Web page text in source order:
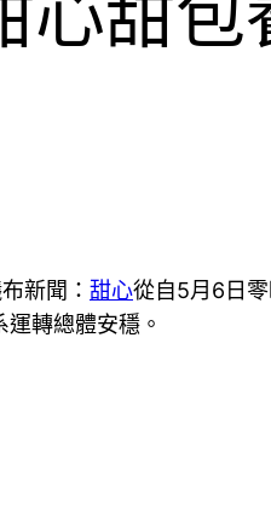
新聞： 甜心從自5月6日
轉總體安穩。